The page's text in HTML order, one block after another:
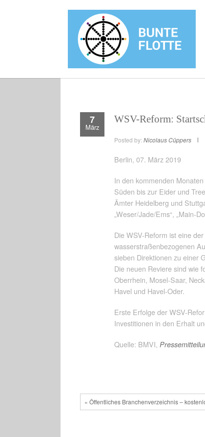
7
März
WSV-Reform:
Posted by: Nicolaus Cüppers
Berlin, 07. März 2019
In den kommenden
Süden bis zur Eider und
Ämter Heidelberg und
„Weser/Jade/Ems“, „Main-
Die WSV-Reform ist eine
wasserstraßenbezogenen
sieben Direktionen zu einer
Die neuen Reviere sind wie
Oberrhein, Mosel-Saar,
Havel und Havel-Oder.
Erste Erfolge der WSV-
Investitionen in den Erhalt
Quelle: BMVI,
« Öffentliches Branchenverzeichnis –